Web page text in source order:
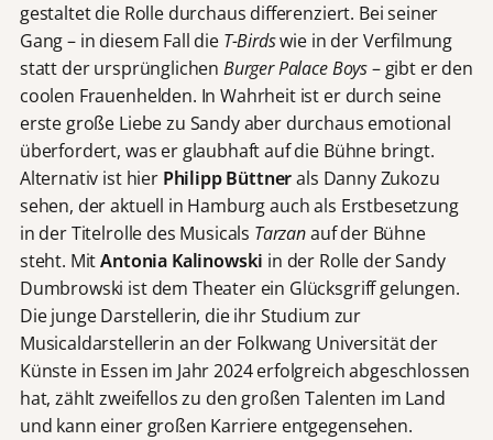
gestaltet die Rolle durchaus differenziert. Bei seiner
Gang – in diesem Fall die T-Birdswie in der Verfilmung
statt der ursprünglichen Burger Palace Boys– gibt er den
coolen Frauenhelden. In Wahrheit ist er durch seine
erste große Liebe zu Sandy aber durchaus emotional
überfordert, was er glaubhaft auf die Bühne bringt.
Alternativ ist hier Philipp Büttnerals Danny Zukozu
sehen, der aktuell in Hamburg auch als Erstbesetzung
in der Titelrolle des Musicals Tarzanauf der Bühne
steht. MitAntonia Kalinowski in der Rolle der Sandy
Dumbrowski ist dem Theater ein Glücksgriff gelungen.
Die junge Darstellerin, die ihr Studium zur
Musicaldarstellerin an der Folkwang Universität der
Künste in Essen im Jahr 2024 erfolgreich abgeschlossen
hat, zählt zweifellos zu den großen Talenten im Land
und kann einer großen Karriere entgegensehen.